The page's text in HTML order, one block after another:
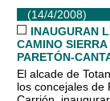
(14/4/2008)
INAUGURAN
CAMINO
PARETÓN-
El alcade de
los concejales de